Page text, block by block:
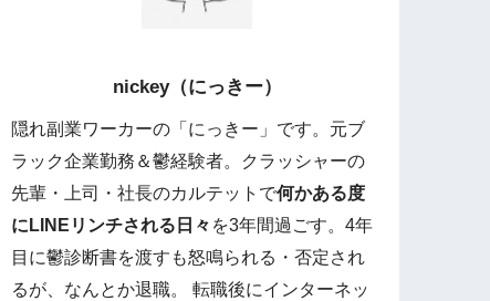
nickey（にっきー）
隠れ副業ワーカーの「にっきー」です。元ブ
ラック企業勤務＆鬱経験者。クラッシャーの
先輩・上司・社長のカルテットで何かある度
にLINEリンチされる日々 を3年間過ごす。4年
目に鬱診断書を渡すも怒鳴られる・否定され
るが、なんとか退職。 転職後にインターネッ